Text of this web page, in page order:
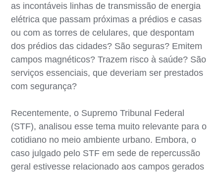
as incontáveis linhas de transmissão de energia
elétrica que passam próximas a prédios e casas
ou com as torres de celulares, que despontam
dos prédios das cidades? São seguras? Emitem
campos magnéticos? Trazem risco à saúde? São
serviços essenciais, que deveriam ser prestados
com segurança?
Recentemente, o Supremo Tribunal Federal
(STF), analisou esse tema muito relevante para o
cotidiano no meio ambiente urbano. Embora, o
caso julgado pelo STF em sede de repercussão
geral estivesse relacionado aos campos gerados